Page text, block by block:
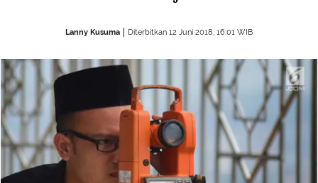
Lanny Kusuma Diterbitkan 12 Juni 2018, 16:01 WIB